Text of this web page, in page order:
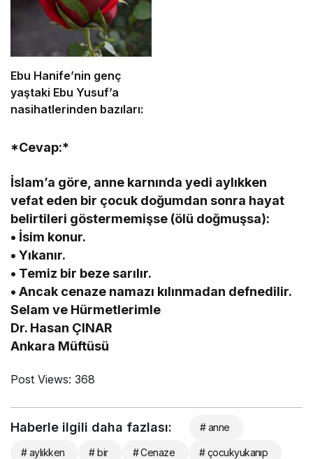
Ebu Hanife’nin genç
yaştaki Ebu Yusuf’a
nasihatlerinden bazıları:
*Cevap:*
İslam’a göre, anne karnında yedi aylıkken
vefat eden bir çocuk doğumdan sonra hayat
belirtileri göstermemişse (ölü doğmuşsa):
• İsim konur.
• Yıkanır.
• Temiz bir beze sarılır.
• Ancak cenaze namazı kılınmadan defnedilir.
Selam ve Hürmetlerimle
Dr. Hasan ÇINAR
Ankara Müftüsü
Post Views: 368
Haberle ilgili daha fazlası: # anne
# aylıkken # bir # Cenaze # çocukyukanıp